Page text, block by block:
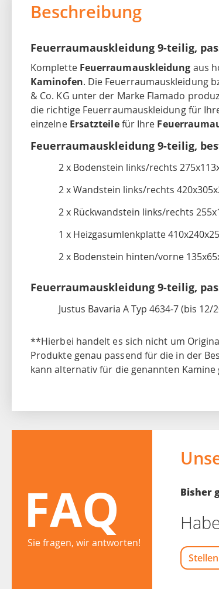
Beschreibung
Feuerraumauskleidung 9-teilig,
Komplette Feuerraumauskleidung aus
Kaminofen. Die Feuerraumauskleidung
& Co. KG unter der Marke Flamado
die richtige Feuerraumauskleidung für
einzelne Ersatzteilefür Ihre
Feuerraumauskleidung 9-teilig,
2 x Bodenstein links/rechts
2 x Wandstein links/rechts
2 x Rückwandstein links/rechts
1 x Heizgasumlenkplatte
2 x Bodenstein hinten/vorne
Feuerraumauskleidung 9-teilig,
Justus Bavaria A Typ 4634-7 (bis 12/
**Hierbei handelt es sich nicht um
Produkte genau passend für die in der
kann alternativ für die genannten Kamine
FAQ
Sie fragen, wir antworten!
Bisher